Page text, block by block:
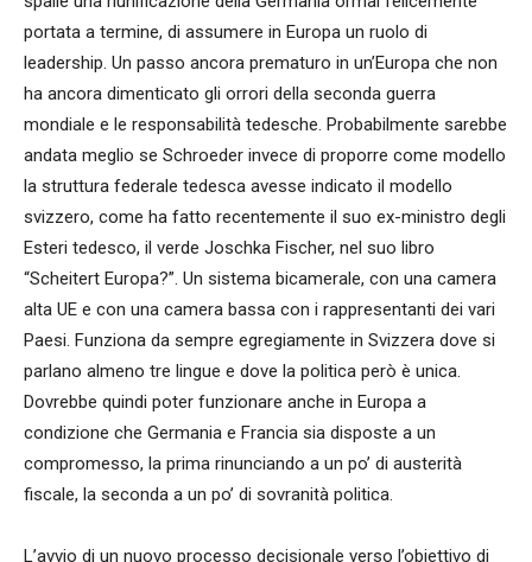
portata a termine, di assumere in Europa un ruolo di
leadership. Un passo ancora prematuro in un’Europa che non
ha ancora dimenticato gli orrori della seconda guerra
mondiale e le responsabilità tedesche. Probabilmente sarebbe
andata meglio se Schroeder invece di proporre come modello
la struttura federale tedesca avesse indicato il modello
svizzero, come ha fatto recentemente il suo ex-ministro degli
Esteri tedesco, il verde Joschka Fischer, nel suo libro
“Scheitert Europa?”. Un sistema bicamerale, con una camera
alta UE e con una camera bassa con i rappresentanti dei vari
Paesi. Funziona da sempre egregiamente in Svizzera dove si
parlano almeno tre lingue e dove la politica però è unica.
Dovrebbe quindi poter funzionare anche in Europa a
condizione che Germania e Francia sia disposte a un
compromesso, la prima rinunciando a un po’ di austerità
fiscale, la seconda a un po’ di sovranità politica.
L’avvio di un nuovo processo decisionale verso l’obiettivo di